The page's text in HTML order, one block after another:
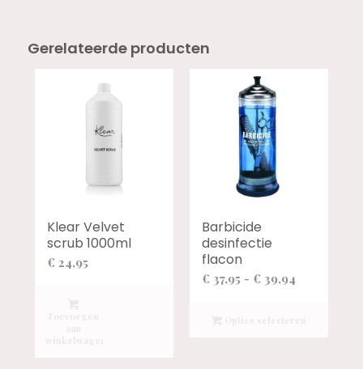
Gerelateerde producten
Klear Velvet
scrub 1000ml
€ 24,95
Barbicide
desinfectie
flacon
€ 37,95 - € 39,94Prijsklasse: